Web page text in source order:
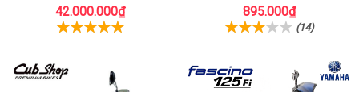
Rẻ
42.000.000₫ 895.000₫
(14)